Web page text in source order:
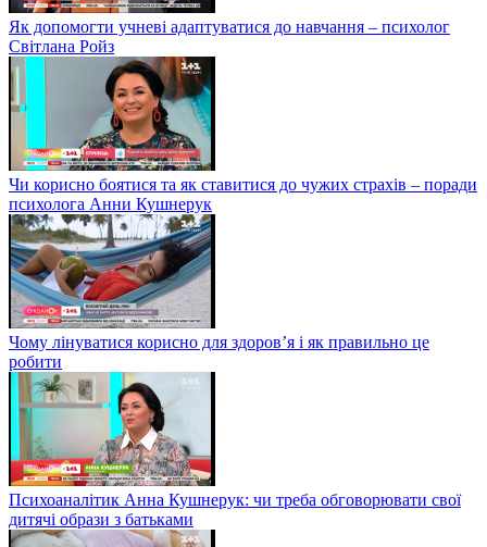
Як допомогти учневі адаптуватися до навчання – психолог
Світлана Ройз
Чи корисно боятися та як ставитися до чужих страхів – поради
психолога Анни Кушнерук
Чому лінуватися корисно для здоров’я і як правильно це
робити
Психоаналітик Анна Кушнерук: чи треба обговорювати свої
дитячі образи з батьками